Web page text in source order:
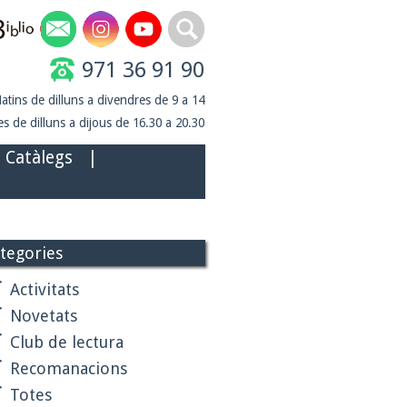
971 36 91 90
de dilluns a divendres de 9 a 14
de dilluns a dijous de 16.30 a 20.30
Catàlegs
Activitats
Novetats
Club de lectura
Recomanacions
Totes